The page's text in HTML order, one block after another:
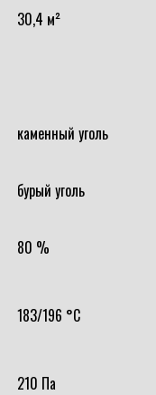
30,4 м²
каменный уголь
бурый уголь
80 %
183/196 °С
210 Па